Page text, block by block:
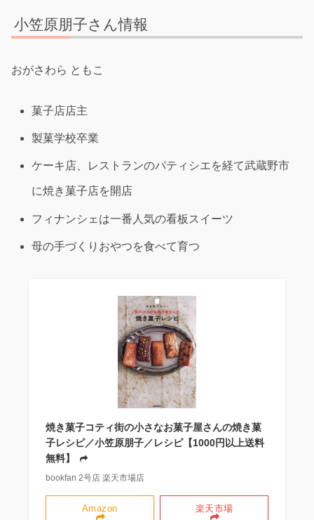
小笠原朋子さん情報
おがさわら ともこ
菓子店店主
製菓学校卒業
ケーキ店、レストランのパティシエを経て武蔵野市
に焼き菓子店を開店
フィナンシェは一番人気の看板スイーツ
母の手づくりおやつを食べて育つ
焼き菓子コティ街の小さなお菓子屋さんの焼き菓
子レシピ／小笠原朋子／レシピ【1000円以上送料
無料】
bookfan 2号店 楽天市場店
Amazon 楽天市場